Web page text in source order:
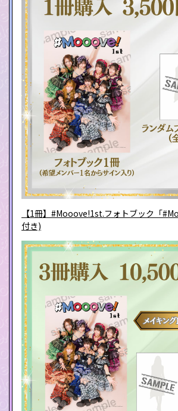
【1冊】#Mooove!1st.フォトブック「
付き)